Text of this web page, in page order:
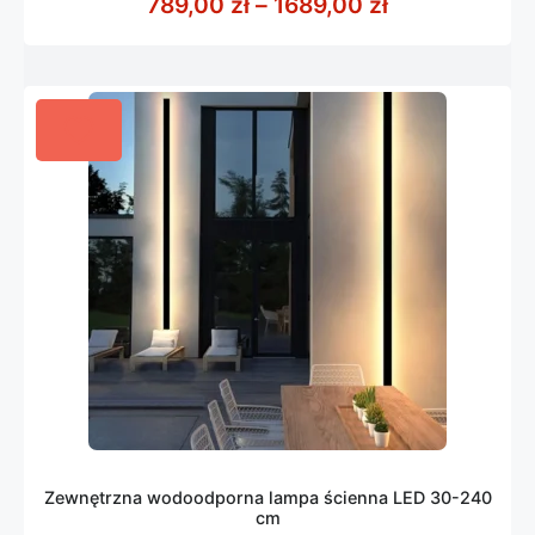
5
Zewnętrzna wodoodporna lampa ścienna LED 30-240
cm